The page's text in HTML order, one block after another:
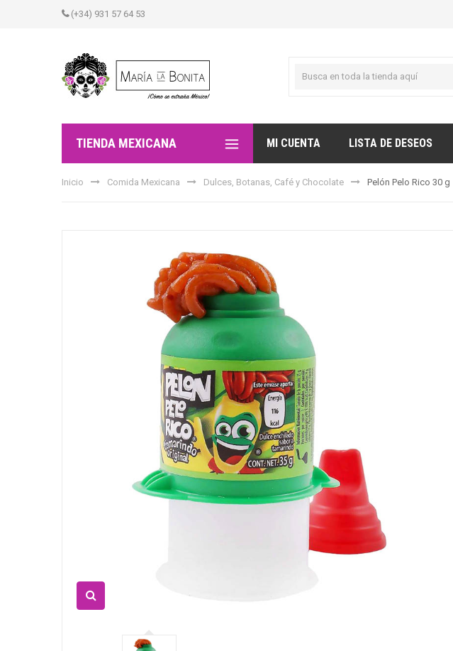
(+34) 931 57 64 53
TIENDA MEXICANA MI CUENTA LISTA DE DESEOS
Inicio Comida Mexicana Dulces, Botanas, Café y Chocolate Pelón Pelo Rico 30 g